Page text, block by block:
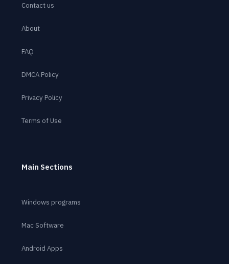
Contact us
About
FAQ
DMCA Policy
Privacy Policy
Terms of Use
Main Sections
Windows programs
Mac Software
Android Apps